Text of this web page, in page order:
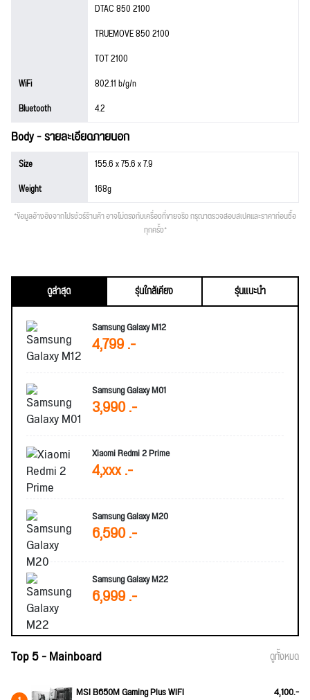
DTAC 850 2100
TRUEMOVE 850 2100
TOT 2100
WiFi
802.11 b/g/n
Bluetooth
4.2
Body - รายละเอียดภายนอก
Size
155.6 x 75.6 x 7.9
Weight
168g
*ข้อมูลอ้างอิงจากโปรชัวร์ร้านค้า อาจไม่ตรงกับเครื่องที่ขายจริง กรุณาตรวจสอบสเปคและราคาก่อนซื้อ
ทุกครั้ง*
ดูล่าสุด รุ่นใกล้เคียง
รุ่นแนะนำ
Samsung Galaxy M12
4,799 .-
Samsung Galaxy M01
3,990 .-
Xiaomi Redmi 2 Prime
4,xxx .-
Samsung Galaxy M20
6,590 .-
Samsung Galaxy M22
6,999 .-
Top 5 - Mainboard ดูทั้งหมด
MSI B650M Gaming Plus WIFI 4,100.-